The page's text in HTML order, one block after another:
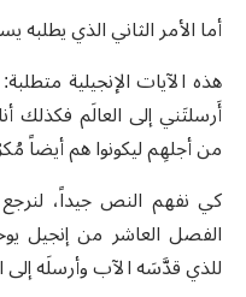
أما الأمر الثاني الذي يطلبه
هذه الآيات الإنجيلية
أَرسلتَني إلى العالَم فكذلك
من أجلهِم ليكونوا هم أيضاً مُكرّسين
الفصل العاشر من إنجيل
للذي قدَّسَه الآب وأرسلَه إلى